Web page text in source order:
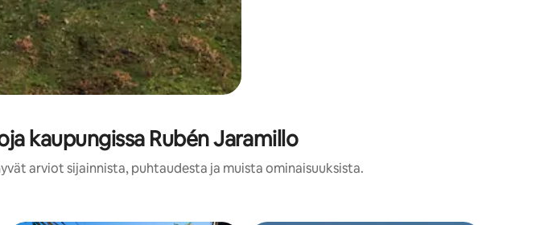
kaupungissa Rubén Jaramillo
arviot sijainnista, puhtaudesta ja muista ominaisuuksista.